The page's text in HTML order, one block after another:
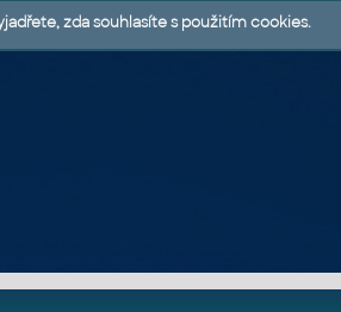
zda souhlasíte s použitím cookies.